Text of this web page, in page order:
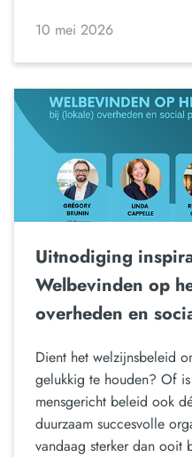
10 mei 2026
Uitnodiging
Welbevinden op
overheden en
Dient het welzijnsbeleid
gelukkig te houden? Of
mensgericht beleid ook
duurzaam succesvolle
vandaag sterker dan ooit